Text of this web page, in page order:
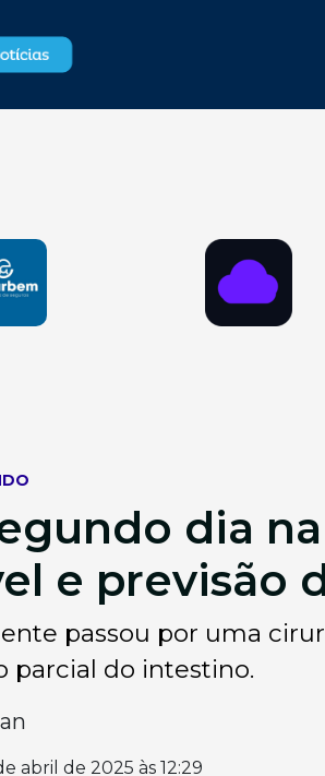
dia
e previsão
passou por uma
parcial do intestino.
abril de 2025 às 12:29